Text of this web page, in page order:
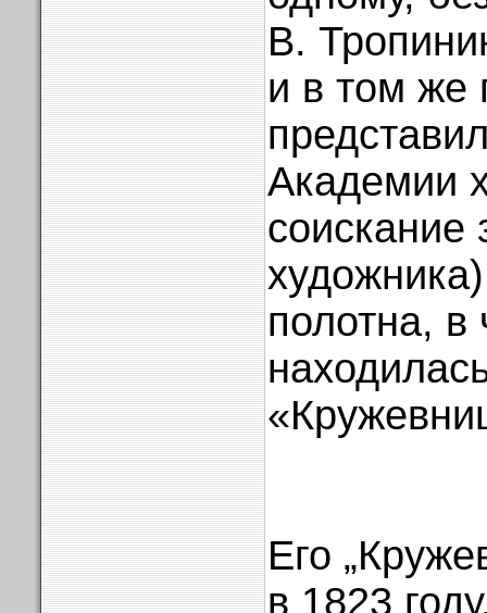
В.
и в том же
Академии
соискание
полотна, в
Его
в 1823